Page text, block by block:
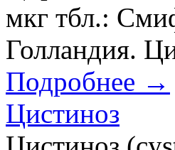
мкг тбл.:
Голландия.
Подробнее →
Цистиноз